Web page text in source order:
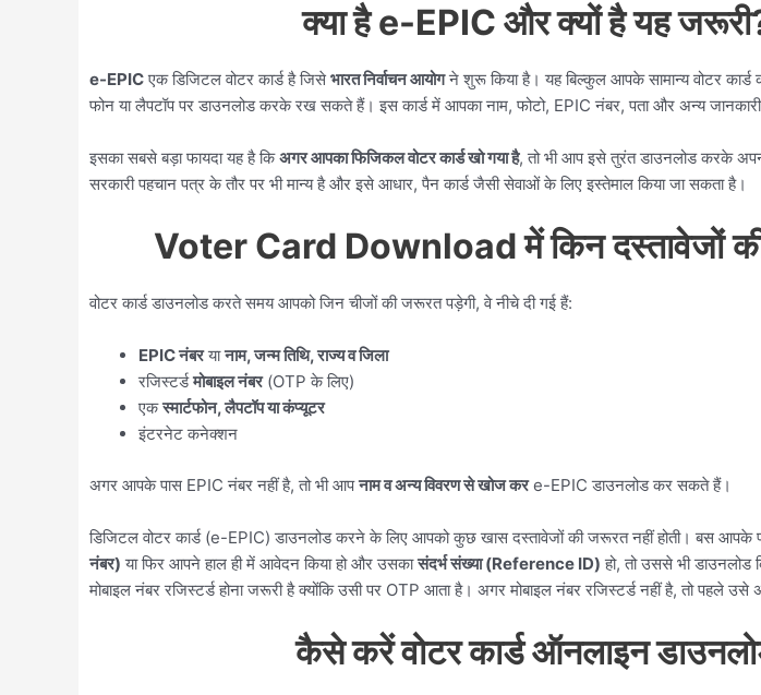
क्या है e-EPIC और क्यों है यह
e-EPICएक डिजिटल वोटर कार्ड है जिसेभारत निर्वाचन आयोगने शुरू किया है। यह बिल्कुल आपके सामान्य वोटर कार्ड
फोन या लैपटॉप पर डाउनलोड करके रख सकते हैं। इस कार्ड में आपका नाम, फोटो, EPIC नंबर, पता और अन्य जानकारी
इसका सबसे बड़ा फायदा यह है किअगर आपका फिजिकल वोटर कार्ड खो गया है, तो भी आप इसे तुरंत डाउनलोड करके
सरकारी पहचान पत्र के तौर पर भी मान्य है और इसे आधार, पैन कार्ड जैसी सेवाओं के लिए इस्तेमाल किया जा सकता है।
Voter Card Download मेंकिन दस्तावेजों
वोटर कार्ड डाउनलोड करते समय आपको जिन चीजों की जरूरत पड़ेगी, वे नीचे दी गई हैं:
EPIC नंबरयानाम, जन्म तिथि, राज्य व जिला
रजिस्टर्डमोबाइल नंबर(OTP के लिए)
एकस्मार्टफोन, लैपटॉप या कंप्यूटर
इंटरनेट कनेक्शन
अगर आपके पास EPIC नंबर नहीं है, तो भी आपनाम व अन्य विवरण से खोज करe-EPIC डाउनलोड कर सकते हैं।
डिजिटल वोटर कार्ड (e-EPIC) डाउनलोड करने के लिए आपको कुछ खास दस्तावेजों की जरूरत नहीं होती। बस आपके
नंबर) या फिर आपने हाल ही में आवेदन किया हो और उसकासंदर्भ संख्या (Reference ID) हो, तो उससे भी डाउनलोड
मोबाइल नंबर रजिस्टर्ड होना जरूरी है क्योंकि उसी पर OTP आता है। अगर मोबाइल नंबर रजिस्टर्ड नहीं है, तो पहले उसे
कैसे करें वोटर कार्ड ऑनलाइन